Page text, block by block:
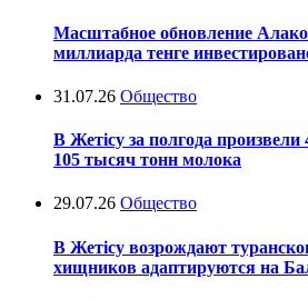
Масштабное обновление
миллиарда тенге
31.07.26 Общество
В Жетісу за полгода
105 тысяч тонн молока
29.07.26 Общество
В Жетісу возрождают
хищников адаптируются на